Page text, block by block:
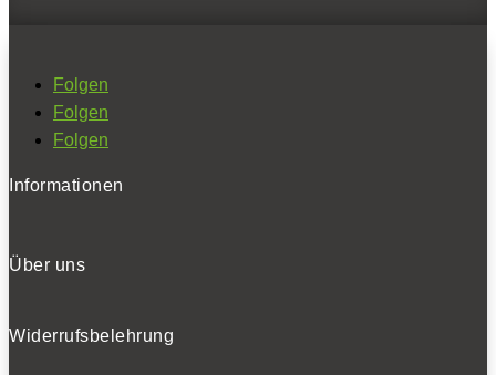
Erhalten Sie die neuesten News und Hinweise auf
Ich habe die
Folgen
Folgen
Folgen
Informationen
Über uns
Widerrufsbelehrung